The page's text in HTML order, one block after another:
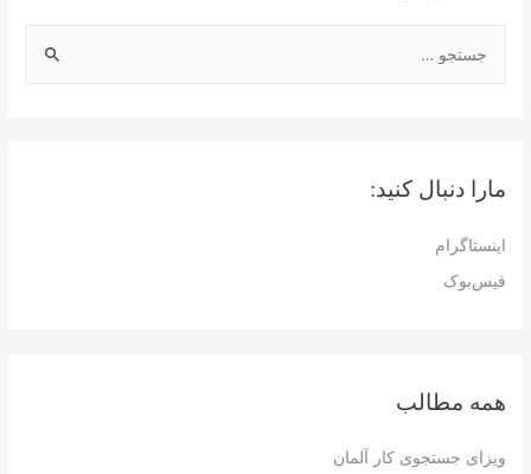
بمارا دنبال کنید:
اینستاگرام
فیس‌بوک
همه مطالب
ویزای جستجوی کار آلمان